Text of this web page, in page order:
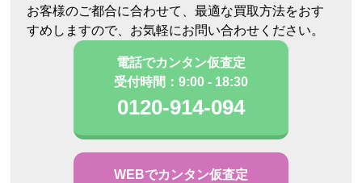
お客様のご都合に合わせて、最適な買取方法をおす
すめしますので、お気軽にお問い合わせください。
電話でカンタン仮査定
受付時間：9:00 - 18:30
0120-914-094
WEBでカンタン仮査定